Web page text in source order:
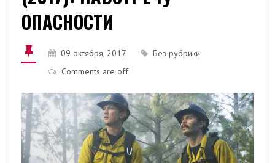
ОПАСНОСТИ
09 октября, 2017
Без рубрики
Comments are off